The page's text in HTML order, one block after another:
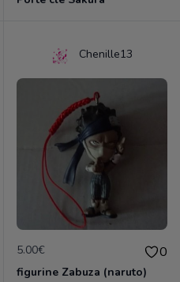
Chenille13
5.00€ 0
figurine Zabuza (naruto)